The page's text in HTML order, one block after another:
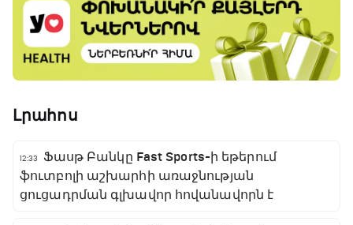
Լրահոս
12:33
Ֆասթ Բանկը Fast Sports-ի եթերում
ֆուտբոլի աշխարհի առաջնության
ցուցադրման գլխավոր հովանավորն է